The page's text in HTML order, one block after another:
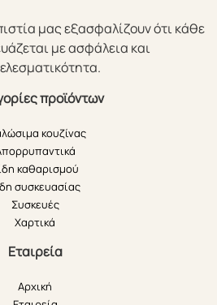
μας εξασφαλίζουν ότι κάθε
με ασφάλεια και
προϊόντων
κουζίνας
καθαρισμού
συσκευασίας
Συσκευές
Χαρτικά
Εταιρεία
Αρχική